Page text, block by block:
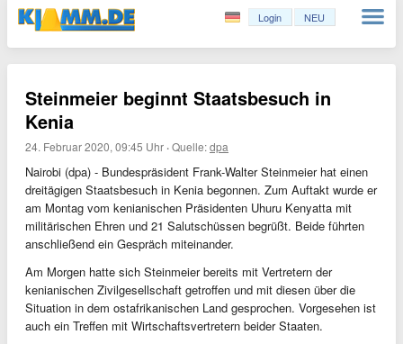
Login NEU
Steinmeier beginnt Staatsbesuch in
Kenia
24. Februar 2020, 09:45 Uhr ·Quelle:dpa
Nairobi (dpa) - Bundespräsident Frank-Walter Steinmeier hat einen
dreitägigen Staatsbesuch in Kenia begonnen. Zum Auftakt wurde er
am Montag vom kenianischen Präsidenten Uhuru Kenyatta mit
militärischen Ehren und 21 Salutschüssen begrüßt. Beide führten
anschließend ein Gespräch miteinander.
Am Morgen hatte sich Steinmeier bereits mit Vertretern der
kenianischen Zivilgesellschaft getroffen und mit diesen über die
Situation in dem ostafrikanischen Land gesprochen. Vorgesehen ist
auch ein Treffen mit Wirtschaftsvertretern beider Staaten.